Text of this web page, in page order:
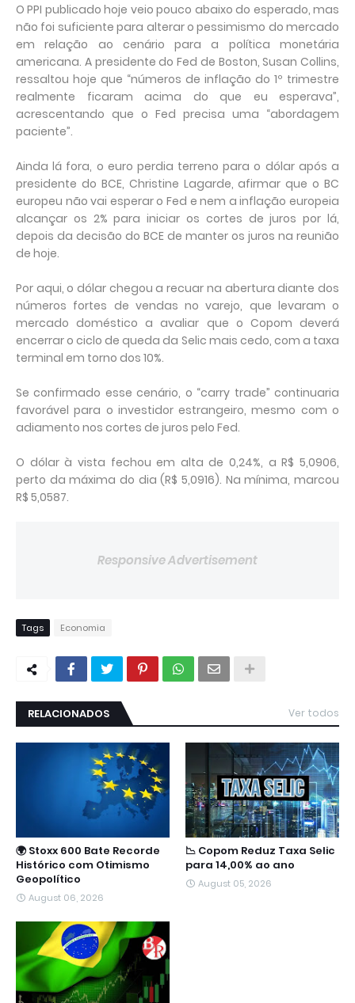
O PPI publicado hoje veio pouco abaixo do esperado, mas
não foi suficiente para alterar o pessimismo do mercado
em relação ao cenário para a política monetária
americana. A presidente do Fed de Boston, Susan Collins,
ressaltou hoje que “números de inflação do 1º trimestre
realmente ficaram acima do que eu esperava”,
acrescentando que o Fed precisa uma “abordagem
paciente”.
Ainda lá fora, o euro perdia terreno para o dólar após a
presidente do BCE, Christine Lagarde, afirmar que o BC
europeu não vai esperar o Fed e nem a inflação europeia
alcançar os 2% para iniciar os cortes de juros por lá,
depois da decisão do BCE de manter os juros na reunião
de hoje.
Por aqui, o dólar chegou a recuar na abertura diante dos
números fortes de vendas no varejo, que levaram o
mercado doméstico a avaliar que o Copom deverá
encerrar o ciclo de queda da Selic mais cedo, com a taxa
terminal em torno dos 10%.
Se confirmado esse cenário, o “carry trade” continuaria
favorável para o investidor estrangeiro, mesmo com o
adiamento nos cortes de juros pelo Fed.
O dólar à vista fechou em alta de 0,24%, a R$ 5,0906,
perto da máxima do dia (R$ 5,0916). Na mínima, marcou
R$ 5,0587.
Responsive Advertisement
Tags Economia
RELACIONADOS Ver todos
🌍 Stoxx 600 Bate Recorde
Histórico com Otimismo
Geopolítico
August 06, 2026
📉 Copom Reduz Taxa Selic
para 14,00% ao ano
August 05, 2026